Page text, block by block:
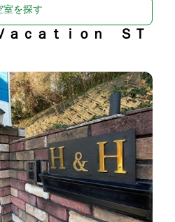
室を探す
ａｃａｔｉｏｎ ＳＴ